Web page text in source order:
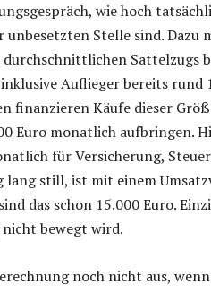
wie hoch
Stelle sind. Dazu
Sattelzugs
Auflieger bereits rund
finanzieren Käufe dieser
Euro monatlich aufbringen.
für Versicherung,
lang still, ist mit einem
das schon 15.000 Euro.
nicht bewegt wird.
noch nicht aus,